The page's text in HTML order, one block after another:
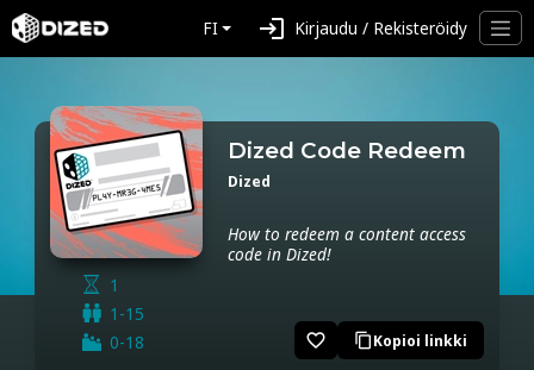
FI login Kirjaudu / Rekisteröidy
1
1-15
0-18
Dized Code Redeem
Dized
How to redeem a content access
code in Dized!
favorite_border content_copyKopioi linkki